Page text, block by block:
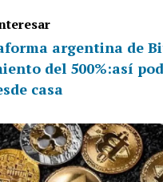
argentina de
del 500%:así
casa